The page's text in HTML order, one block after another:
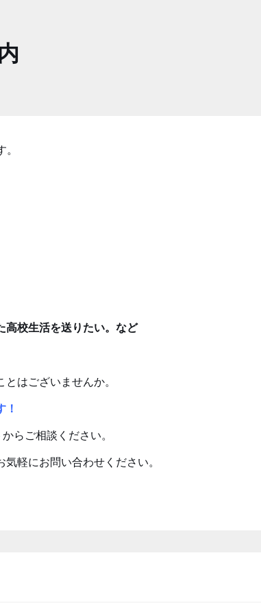
高校生活を送りたい。など
はございませんか。
！
からご相談ください。
軽にお問い合わせください。